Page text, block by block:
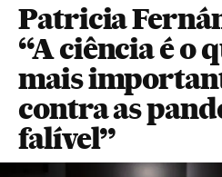
Patricia
“A ciência é o
mais
contra as
falível”